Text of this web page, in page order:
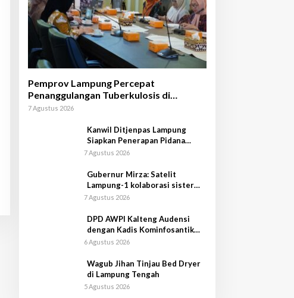
Pemprov Lampung Percepat
Penanggulangan Tuberkulosis di
Tanggamus
7 Agustus 2026
Kanwil Ditjenpas Lampung
Siapkan Penerapan Pidana
Kerja Sosial
7 Agustus 2026
Gubernur Mirza: Satelit
Lampung-1 kolaborasi sister
province Shandong-Lampung
7 Agustus 2026
DPD AWPI Kalteng Audensi
dengan Kadis Kominfosantik
Provkalteng Sampaikan
Indonesia
6 Agustus 2026
Wagub Jihan Tinjau Bed Dryer
di Lampung Tengah
5 Agustus 2026